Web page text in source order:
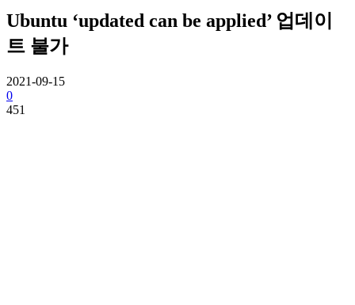
Ubuntu ‘updated can be applied’ 업데이
트 불가
2021-09-15
0
451